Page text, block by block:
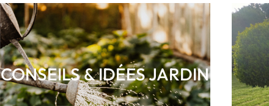
CONSEILS & IDÉES JARDIN